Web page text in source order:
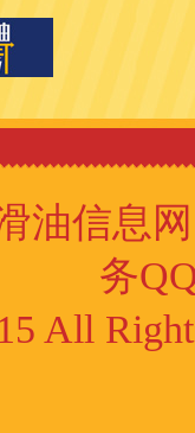
油信息网
务
All